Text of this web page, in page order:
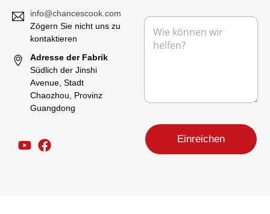
info@chancescook.com
Zögern Sie nicht uns zu
kontaktieren
Adresse der Fabrik
Südlich der Jinshi
Avenue, Stadt
Chaozhou, Provinz
Guangdong
f
oa
t
M
a
N
h
Einreichen